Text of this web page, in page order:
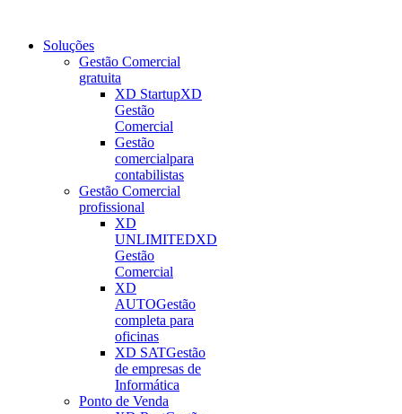
Soluções
Gestão Comercial
gratuita
XD StartupXD
Gestão
Comercial
Gestão
comercialpara
contabilistas
Gestão Comercial
profissional
XD
UNLIMITEDXD
Gestão
Comercial
XD
AUTOGestão
completa para
oficinas
XD SATGestão
de empresas de
Informática
Ponto de Venda